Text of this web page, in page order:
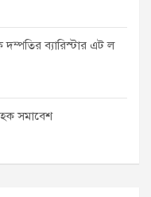
ব্যারিস্টার এট ল
সমাবেশ